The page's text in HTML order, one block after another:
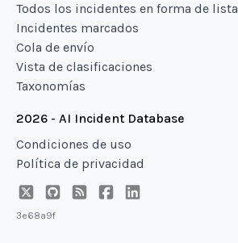
Todos los incidentes en forma de lista
Incidentes marcados
Cola de envío
Vista de clasificaciones
Taxonomías
2026 - AI Incident Database
Condiciones de uso
Política de privacidad
3e68a9f